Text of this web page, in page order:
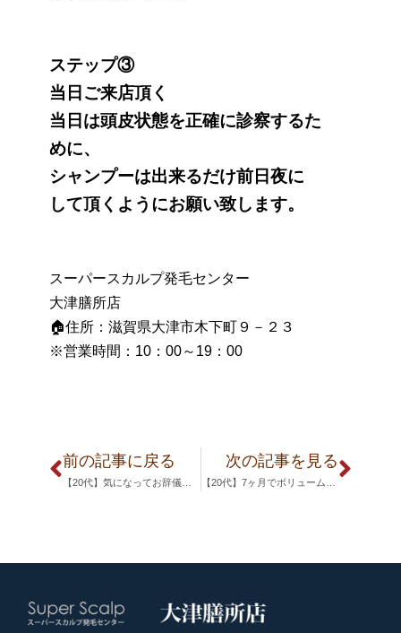
ステップ③
当日ご来店頂く
当日は頭皮状態を正確に診察するた
めに、
シャンプーは出来るだけ前日夜に
して頂くようにお願い致します。
スーパースカルプ発毛センター
大津膳所店
🏠住所：滋賀県大津市木下町９－２３
※営業時間：10：00～19：00
前の記事に戻る 次の記事を見る